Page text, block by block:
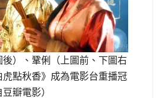
）、鞏俐（上圖前、下圖右
虎點秋香》成為電影台重播冠
瓣電影）